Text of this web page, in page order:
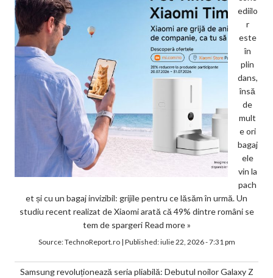
ediilo
r
este
în
plin
dans,
însă
de
mult
e ori
bagaj
ele
vin la
pach
et și cu un bagaj invizibil: grijile pentru ce lăsăm în urmă. Un
studiu recent realizat de Xiaomi arată că 49% dintre români se
tem de spargeri Read more »
Source:TechnoReport.ro| Published:iulie 22, 2026 - 7:31 pm
Samsung revoluționează seria pliabilă: Debutul noilor Galaxy Z